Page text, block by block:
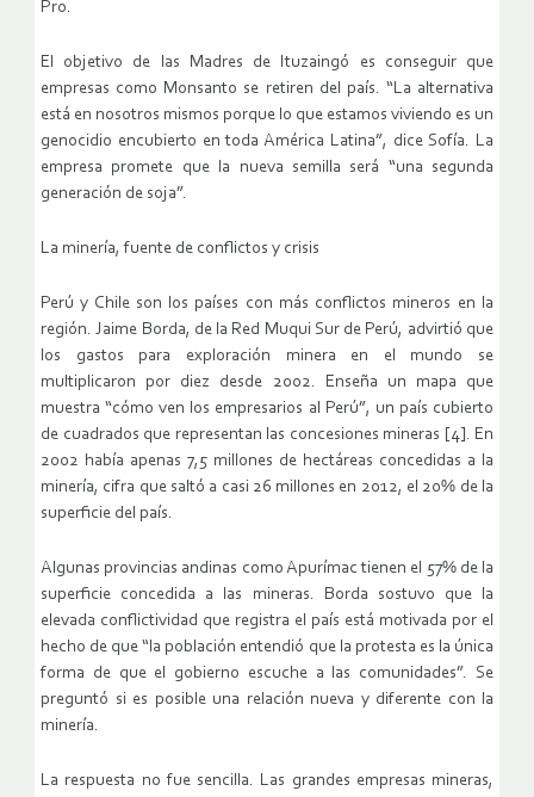
Pro.
El objetivo de las Madres de Ituzaingó es conseguir que
empresas como Monsanto se retiren del país. “La alternativa
está en nosotros mismos porque lo que estamos viviendo es un
genocidio encubierto en toda América Latina”, dice Sofía. La
empresa promete que la nueva semilla será “una segunda
generación de soja”.
La minería, fuente de conflictos y crisis
Perú y Chile son los países con más conflictos mineros en la
región. Jaime Borda, de la Red Muqui Sur de Perú, advirtió que
los gastos para exploración minera en el mundo se
multiplicaron por diez desde 2002. Enseña un mapa que
muestra “cómo ven los empresarios al Perú”, un país cubierto
de cuadrados que representan las concesiones mineras [4]. En
2002 había apenas 7,5 millones de hectáreas concedidas a la
minería, cifra que saltó a casi 26 millones en 2012, el 20% de la
superficie del país.
Algunas provincias andinas como Apurímac tienen el 57% de la
superficie concedida a las mineras. Borda sostuvo que la
elevada conflictividad que registra el país está motivada por el
hecho de que “la población entendió que la protesta es la única
forma de que el gobierno escuche a las comunidades”. Se
preguntó si es posible una relación nueva y diferente con la
minería.
La respuesta no fue sencilla. Las grandes empresas mineras,